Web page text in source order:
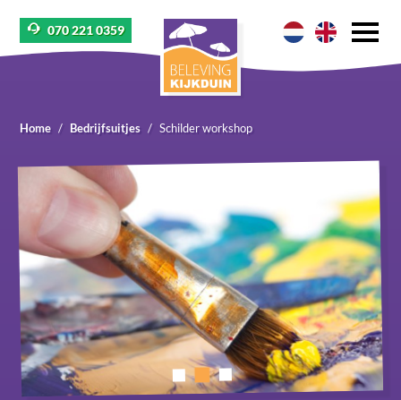
070 221 0359
Home Bedrijfsuitjes Schilder workshop